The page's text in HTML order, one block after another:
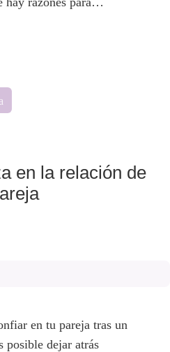
en la relación de
en tu pareja tras un
posible dejar atrás